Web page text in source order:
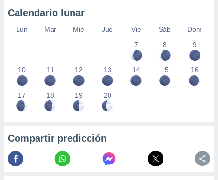
Calendario lunar
Lun Mar Mié Jue Vie Sáb
Dom
7
8 9
10 11 12 13 14 15 16
17 18 19 20
Compartir predicción